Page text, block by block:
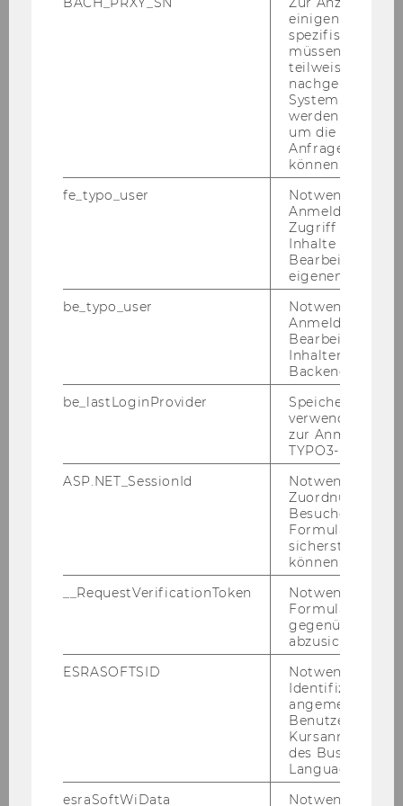
Stu­die­ren als Pro­gramm­teil­neh­
mer*in
einigen WU-
spezifischen
müssen
teilweise von
nachgelagerten
System
werden.
um die Antwort
Anfrage
können.
fe_typo_user
Notwendig für
Anmeldung und
Zugriff auf
Inhalte oder zur
Bearbeitung des
eigenen Profils.
be_typo_user
Notwendig für
Anmeldung und
Bearbeitung von
Inhalten im
Backend.
be_lastLoginProvider
Speichert die
verwendete
zur Anmeldung
TYPO3-Backend.
ASP.NET_SessionId
Notwendig, um
Zuordnung von
Besucher zu
sicherstellen zu
können.
__RequestVerificationToken
Notwendig, um
gegenüber
abzusichern.
ESRASOFTSID
Notwendig zur
Identifizierung
angemeldeten
Benutzers im
des Business
Language
esraSoftWiData
Notwendig um